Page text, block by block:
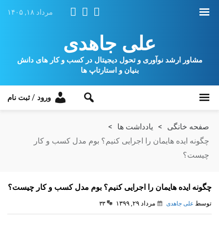
مرداد ۱۸, ۱۴۰۵
علی جاهدی
مشاور ارشد نوآوری و تحول دیجیتال در کسب و کار های دانش
بنیان و استارتاپ ها
ورود /ثبت نام
صفحه خانگی > یادداشت ها
>
چگونه ایده هایمان را اجرایی کنیم؟ بوم مدل کسب و کار
چیست؟
چگونه ایده هایمان را اجرایی کنیم؟ بوم مدل کسب و کار چیست؟
توسط علی جاهدی مرداد ۲۹, ۱۳۹۹ ۳۳